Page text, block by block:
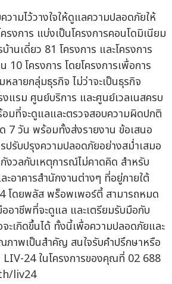
ามไว้วางใจให้ดูแลความปลอดภัยให้
รงการ แบ่งเป็นโครงการคอนโดมิเนียม
านเดี่ยว 81 โครงการ และโครงการ
10 โครงการ โดยโครงการเพื่อการ
ายกลุ่มธุรกิจ ไม่ว่าจะเป็นธุรกิจ
งแรม ศูนย์บริการ และศูนย์เวลเนสครบ
มที่จะดูแลและตรวจสอบความผิดปกติ
7 วัน พร้อมทั้งส่งรายงาน ข้อเสนอ
ปรับปรุงความปลอดภัยอย่างสม่ำเสมอ
งวลกับเหตุการณ์ไม่คาดคิด สำหรับ
อาคารสำนักงานต่างๆ ที่อยู่ภายใต้
โดยพลัส พร็อพเพอร์ตี้ สามารถหมด
อาชีพที่จะดูแล และเตรียมรับมือกับ
ะเกิดขึ้นได้ ทั้งนี้เพื่อความปลอดภัยและ
ภาพเป็นสำคัญ สนใจรับคำปรึกษาหรือ
LIV-24 ในโครงการของคุณที่ 02 688
liv24